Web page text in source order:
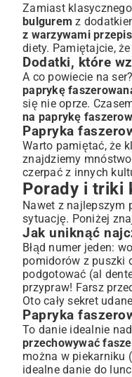
Zamiast
bulgurem z
z warzywami przepis
diety. Pamiętajcie, że
Dodatki, które
A co powiecie na
paprykę
się nie oprze.
na paprykę
Papryka
Warto pamiętać, że
znajdziemy
czerpać z innych
Porady i triki
Nawet z najlepszym
sytuację. Poniżej
Jak uniknąć
Błąd numer jeden:
pomidorów z puszki
podgotować (al
przypraw! Farsz
Oto cały sekret
Papryka
To danie idealnie
przechowywać
można w piekarniku
idealne danie do